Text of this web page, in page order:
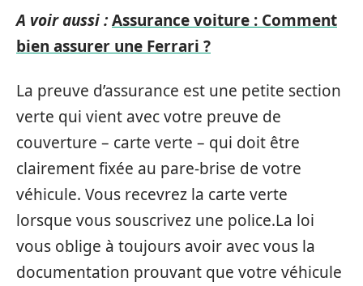
A voir aussi :Assurance voiture : Comment
bien assurer une Ferrari ?
La preuve d’assurance est une petite section
verte qui vient avec votre preuve de
couverture – carte verte – qui doit être
clairement fixée au pare-brise de votre
véhicule. Vous recevrez la carte verte
lorsque vous souscrivez une police.La loi
vous oblige à toujours avoir avec vous la
documentation prouvant que votre véhicule